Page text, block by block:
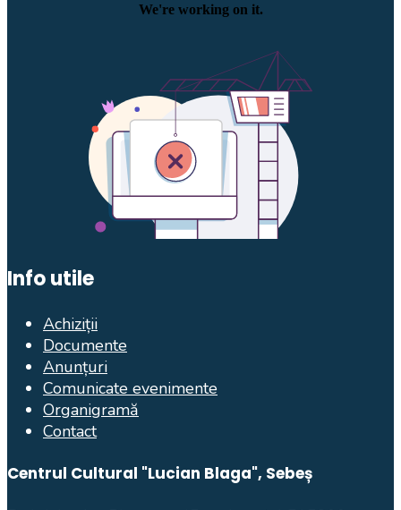
Info utile
Achiziții
Documente
Anunțuri
Comunicate evenimente
Organigramă
Contact
Centrul Cultural "Lucian Blaga", Sebeș